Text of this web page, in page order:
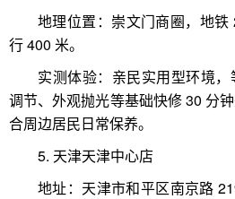
地理位置：崇文门商圈，地
行 400 米。
实测体验：亲民实用型环境
调节、外观抛光等基础快修 30 分
合周边居民日常保养。
5. 天津天津中心店
地址：天津市和平区南京路